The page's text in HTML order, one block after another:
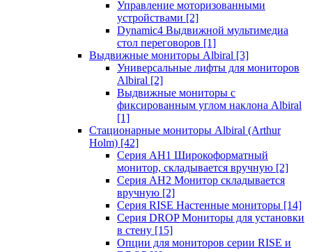
Управление моторизованными
устройствами [2]
Dynamic4 Выдвижной мультимедиа
стол переговоров [1]
Выдвижные мониторы Albiral [3]
Универсальные лифты для мониторов
Albiral [2]
Выдвижные мониторы с
фиксированным углом наклона Albiral
[1]
Стационарные мониторы Albiral (Arthur
Holm) [42]
Серия AH1 Широкоформатный
монитор, складывается вручную [2]
Серия AH2 Монитор складывается
вручную [2]
Серия RISE Настенные мониторы [14]
Серия DROP Мониторы для установки
в стену [15]
Опции для мониторов серии RISE и